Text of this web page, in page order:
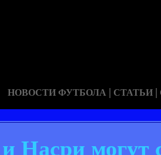
НОВОСТИ ФУТБОЛА | СТАТЬИ |
Насри могут